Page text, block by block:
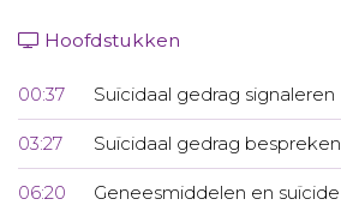
Hoofdstukken
00:37 Suïcidaal gedrag signaleren
03:27 Suïcidaal gedrag bespreken
06:20 Geneesmiddelen en suïcide